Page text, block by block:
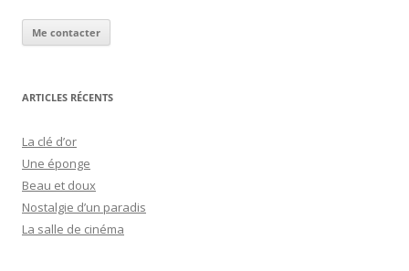
Me contacter
ARTICLES RÉCENTS
La clé d’or
Une éponge
Beau et doux
Nostalgie d’un paradis
La salle de cinéma